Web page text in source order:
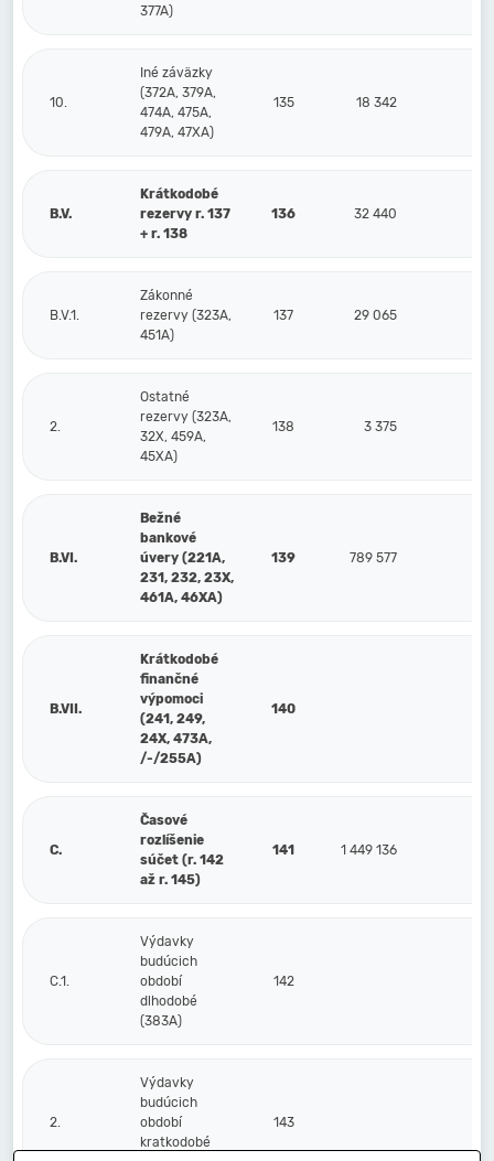
377A)
10.
Iné záväzky
(372A, 379A,
474A, 475A,
479A, 47XA)
135 18 342
B.V.
Krátkodobé
rezervy r. 137
+ r. 138
136 32 440
B.V.1.
Zákonné
rezervy (323A,
451A)
137 29 065
2.
Ostatné
rezervy (323A,
32X, 459A,
45XA)
138 3 375
B.VI.
Bežné
bankové
úvery (221A,
231, 232, 23X,
461A, 46XA)
139 789 577
B.VII.
Krátkodobé
finančné
výpomoci
(241, 249,
24X, 473A,
/-/255A)
140
C.
Časové
rozlíšenie
súčet (r. 142
až r. 145)
141 1 449 136
C.1.
Výdavky
budúcich
období
dlhodobé
(383A)
142
2.
Výdavky
budúcich
období
kratkodobé
143